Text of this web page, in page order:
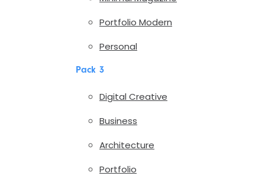
Portfolio Modern
Personal
Pack 3
Digital Creative
Business
Architecture
Portfolio